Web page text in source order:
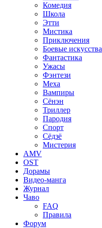
Комедия
Школа
Этти
Мистика
Приключения
Боевые искусства
Фантастика
Ужасы
Фэнтези
Меха
Вампиры
Сёнэн
Триллер
Пародия
Спорт
Сёдзё
Мистерия
AMV
OST
Дорамы
Видео-манга
Журнал
Чаво
FAQ
Правила
Форум